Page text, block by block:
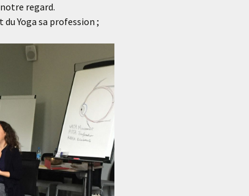
regard.
Yoga sa profession ;